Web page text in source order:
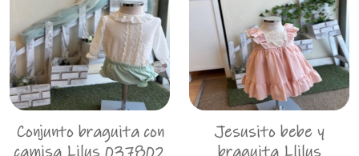
Conjunto braguita con
Jesusito bebe y